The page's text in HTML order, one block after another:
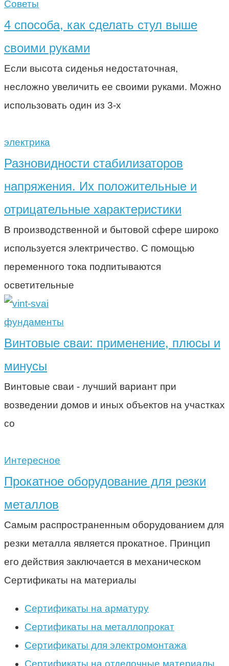
Советы
4 способа, как сделать стул выше
своими руками
Если высота сиденья недостаточная,
несложно увеличить ее своими руками. Можно
использовать один из 3-х
электрика
Разновидности стабилизаторов
напряжения. Их положительные и
отрицательные характеристики
В производственной и бытовой сфере широко
используется электричество. С помощью
переменного тока подпитываются
осветительные
фундаменты
Винтовые сваи: применение, плюсы и
минусы
Винтовые сваи - лучший вариант при
возведении домов и иных объектов на участках
со
Интересное
Прокатное оборудование для резки
металлов
Самым распространенным оборудованием для
резки металла является прокатное. Принцип
его действия заключается в механическом
Сертификаты на материалы
Сертификаты на арматуру
Сертификаты на металлопрокат
Сертификаты для электромонтажа
Сертификаты на отделочные материалы